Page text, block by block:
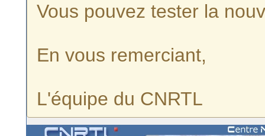
Vous pouvez tester la
En vous remerciant,
L'équipe du CNRTL